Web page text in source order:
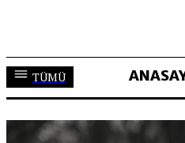
TÜMÜ